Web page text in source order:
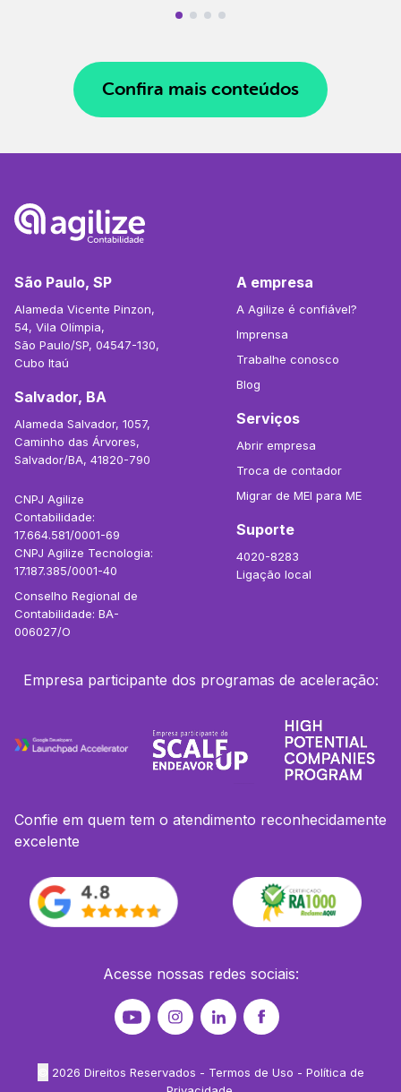
Confira mais conteúdos
São Paulo, SP
Alameda Vicente Pinzon,
54, Vila Olímpia,
São Paulo/SP, 04547-130,
Cubo Itaú
Salvador, BA
Alameda Salvador, 1057,
Caminho das Árvores,
Salvador/BA, 41820-790
CNPJ Agilize
Contabilidade:
17.664.581/0001-69
CNPJ Agilize Tecnologia:
17.187.385/0001-40
Conselho Regional de
Contabilidade: BA-
006027/O
A empresa
A Agilize é confiável?
Imprensa
Trabalhe conosco
Blog
Serviços
Abrir empresa
Troca de contador
Migrar de MEI para ME
Suporte
4020-8283
Ligação local
Empresa participante dos programas de aceleração:
Confie em quem tem o atendimento reconhecidamente
excelente
Acesse nossas redes sociais:
2026 Direitos Reservados - Termos de Uso - Política de